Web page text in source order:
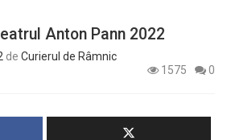
Anton Pann 2022
de Curierul de Râmnic
1575
0